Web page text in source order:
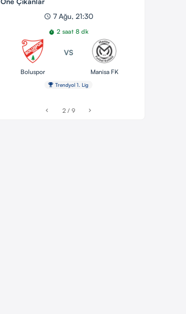
schedule 7 Ağu, 21:30
timer 2 saat 8 dk
Boluspor
VS
Manisa FK
emoji_events Trendyol 1. Lig
chevron_left 2 / 9 chevron_right